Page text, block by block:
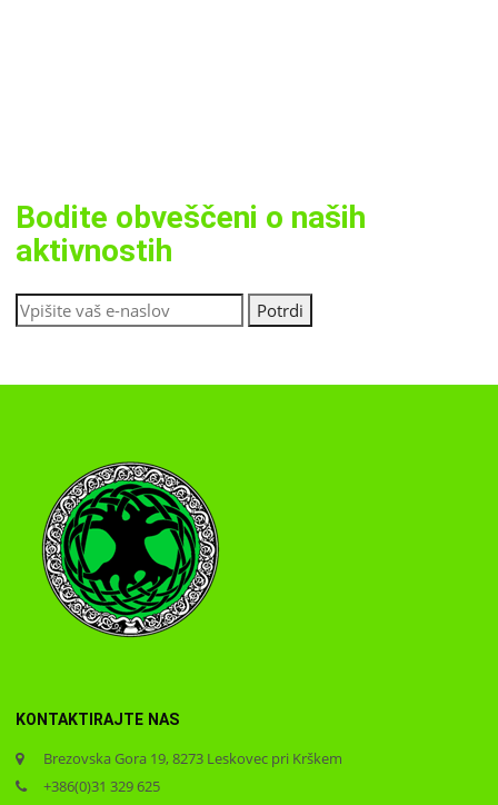
Bodite obveščeni o naših
aktivnostih
KONTAKTIRAJTE NAS
Brezovska Gora 19, 8273 Leskovec pri Krškem
+386(0)31 329 625